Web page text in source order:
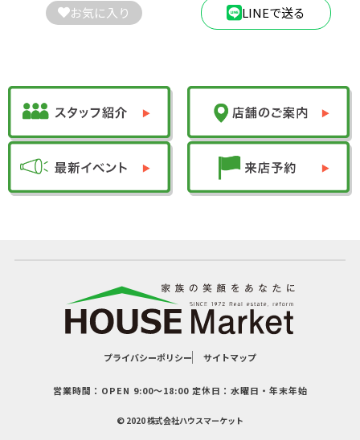
お気に入り LINEで送る
プライバシーポリシー サイトマップ
営業時間：OPEN 9:00〜18:00 定休日：水曜日・年末年始
© 2020 株式会社ハウスマーケット